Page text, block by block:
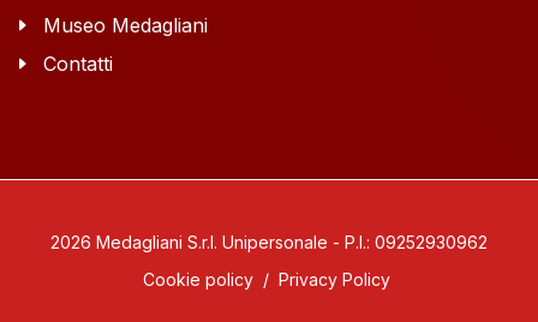
Museo Medagliani
Contatti
2026 Medagliani S.r.l. Unipersonale - P.I.: 09252930962
Cookie policy / Privacy Policy